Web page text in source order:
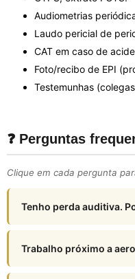
Audiometrias
Laudo pericial de
CAT em caso de
Foto/recibo de EPI
Testemunhas
❓ Perguntas
Clique em cada pergunta
Tenho perda auditiva.
Trabalho próximo a